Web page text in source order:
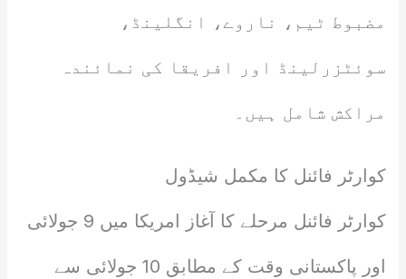
مضبوط ٹیم، ناروے، انگلینڈ،
سوئٹزرلینڈ اور افریقا کی نمائندہ
مراکش شامل ہیں۔
کوارٹر فائنل کا مکمل شیڈول
کوارٹر فائنل مرحلے کا آغاز امریکا میں 9 جولائی
اور پاکستانی وقت کے مطابق 10 جولائی سے